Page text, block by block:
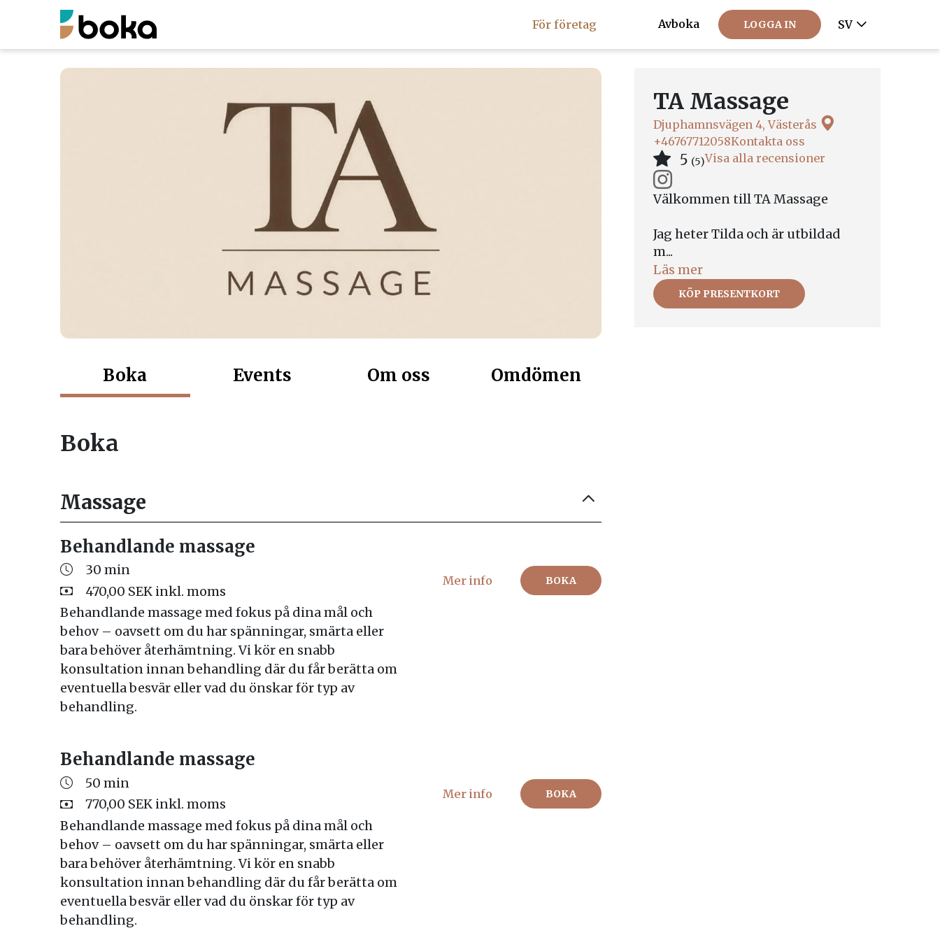
För företag Avboka LOGGA IN SV
TA Massage
Djuphamnsvägen 4, Västerås
+46767712058Kontakta oss
5 (5)Visa alla recensioner
Välkommen till TA Massage
Jag heter Tilda och är utbildad
m...
Läs mer
KÖP PRESENTKORT
Boka Events Om oss Omdömen
Boka
Massage
Behandlande massage
30 min
470,00 SEK inkl. moms
Behandlande massage med fokus på dina mål och
behov – oavsett om du har spänningar, smärta eller
bara behöver återhämtning. Vi kör en snabb
konsultation innan behandling där du får berätta om
eventuella besvär eller vad du önskar för typ av
behandling.
BOKA
Mer info
Behandlande massage
50 min
770,00 SEK inkl. moms
Behandlande massage med fokus på dina mål och
behov – oavsett om du har spänningar, smärta eller
bara behöver återhämtning. Vi kör en snabb
konsultation innan behandling där du får berätta om
eventuella besvär eller vad du önskar för typ av
behandling.
BOKA
Mer info